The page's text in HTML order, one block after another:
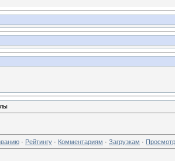
· Рейтингу · Комментариям · Загрузкам ·